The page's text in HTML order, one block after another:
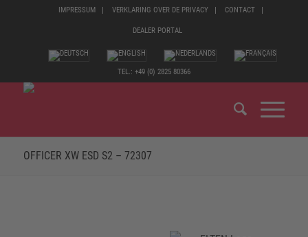
IMPRESSUM VERKLARING OVER DE PRIVACY CONTACT
DEALER PORTAL
TEL.: +49 (0) 2825 80366
OFFICER XW ESD S2 – 72307